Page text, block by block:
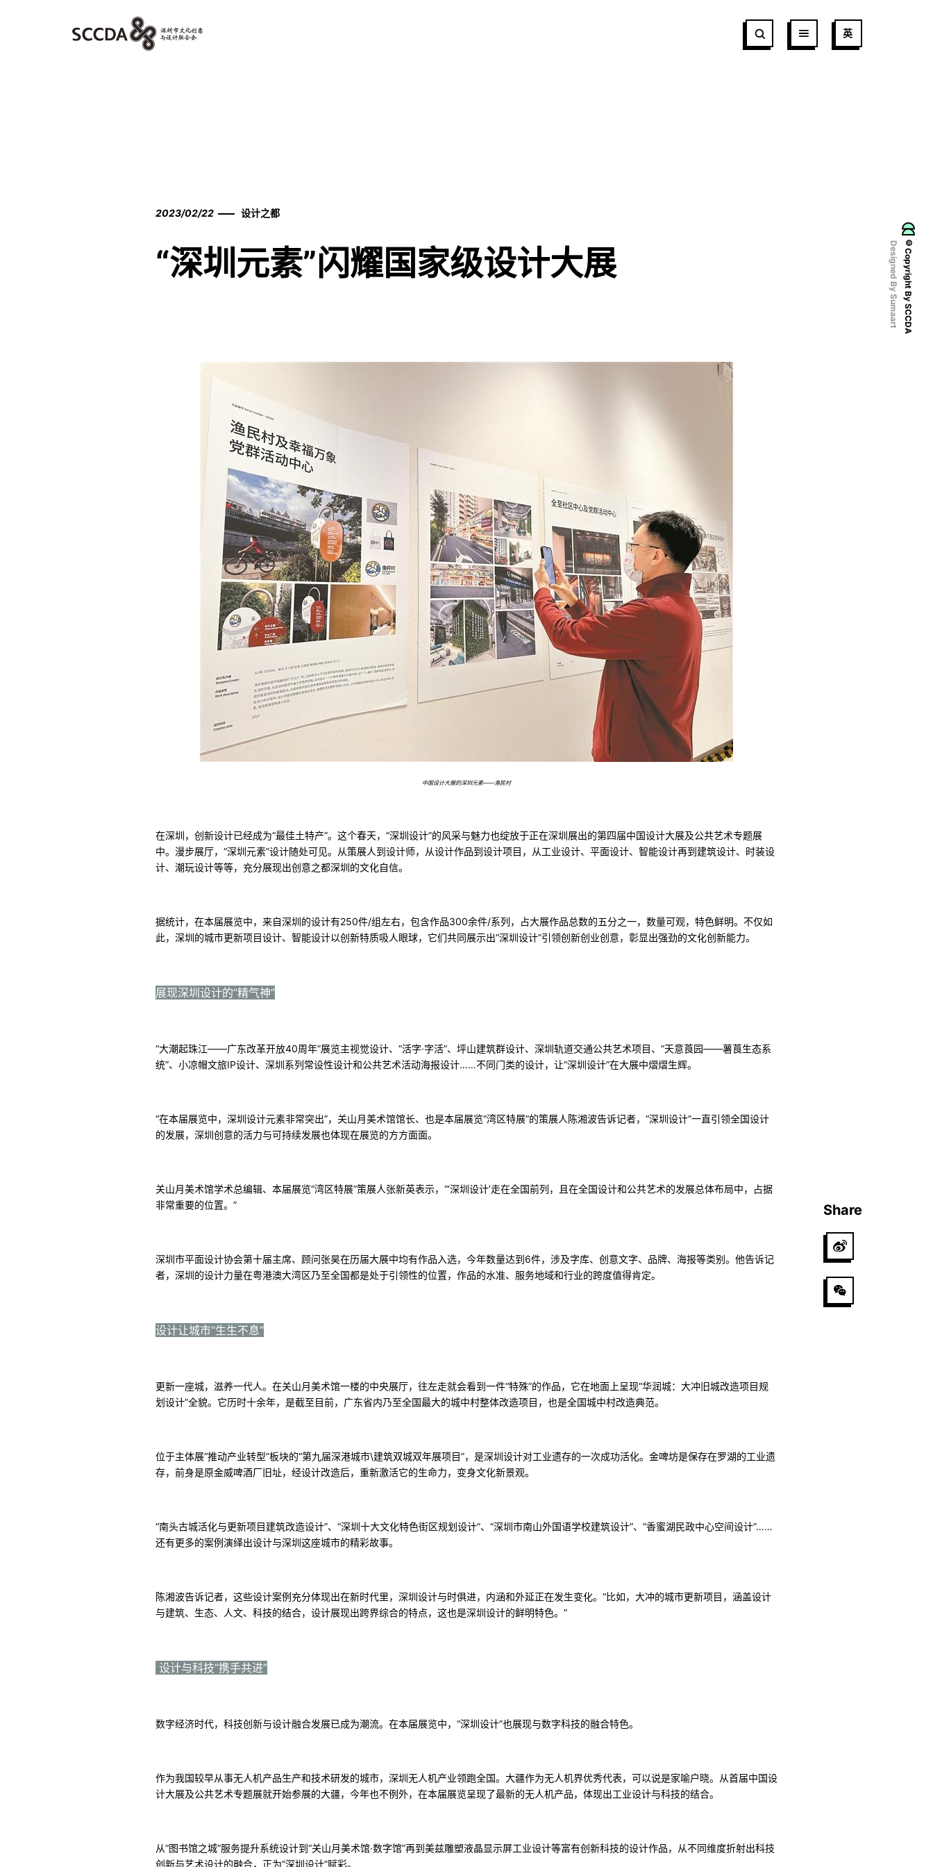
英
2023/02/22 设计之都
“深圳元素”闪耀国家级设计大展
中国设计大展的深圳元素——渔民村
在深圳，创新设计已经成为“最佳土特产”。这个春天，“深圳设计”的风采与魅力也绽放于正在深圳展出的第四届中国设计大展及公共艺术专题展
中。漫步展厅，“深圳元素”设计随处可见。从策展人到设计师，从设计作品到设计项目，从工业设计、平面设计、智能设计再到建筑设计、时装设
计、潮玩设计等等，充分展现出创意之都深圳的文化自信。
据统计，在本届展览中，来自深圳的设计有250件/组左右，包含作品300余件/系列，占大展作品总数的五分之一，数量可观，特色鲜明。不仅如
此，深圳的城市更新项目设计、智能设计以创新特质吸人眼球，它们共同展示出“深圳设计”引领创新创业创意，彰显出强劲的文化创新能力。
展现深圳设计的“精气神”
“大潮起珠江——广东改革开放40周年”展览主视觉设计、“活字·字活”、坪山建筑群设计、深圳轨道交通公共艺术项目、“天意莨园——薯莨生态系
统”、小凉帽文旅IP设计、深圳系列常设性设计和公共艺术活动海报设计……不同门类的设计，让“深圳设计”在大展中熠熠生辉。
“在本届展览中，深圳设计元素非常突出”，关山月美术馆馆长、也是本届展览“湾区特展”的策展人陈湘波告诉记者，“深圳设计”一直引领全国设计
的发展，深圳创意的活力与可持续发展也体现在展览的方方面面。
关山月美术馆学术总编辑、本届展览“湾区特展”策展人张新英表示，“‘深圳设计’走在全国前列，且在全国设计和公共艺术的发展总体布局中，占据
非常重要的位置。”
深圳市平面设计协会第十届主席、顾问张昊在历届大展中均有作品入选，今年数量达到6件，涉及字库、创意文字、品牌、海报等类别。他告诉记
者，深圳的设计力量在粤港澳大湾区乃至全国都是处于引领性的位置，作品的水准、服务地域和行业的跨度值得肯定。
设计让城市“生生不息”
更新一座城，滋养一代人。在关山月美术馆一楼的中央展厅，往左走就会看到一件“特殊”的作品，它在地面上呈现“华润城：大冲旧城改造项目规
划设计”全貌。它历时十余年，是截至目前，广东省内乃至全国最大的城中村整体改造项目，也是全国城中村改造典范。
位于主体展“推动产业转型”板块的“第九届深港城市\建筑双城双年展项目”，是深圳设计对工业遗存的一次成功活化。金啤坊是保存在罗湖的工业遗
存，前身是原金威啤酒厂旧址，经设计改造后，重新激活它的生命力，变身文化新景观。
“南头古城活化与更新项目建筑改造设计”、“深圳十大文化特色街区规划设计”、“深圳市南山外国语学校建筑设计”、“香蜜湖民政中心空间设计”……
还有更多的案例演绎出设计与深圳这座城市的精彩故事。
陈湘波告诉记者，这些设计案例充分体现出在新时代里，深圳设计与时俱进，内涵和外延正在发生变化。“比如，大冲的城市更新项目，涵盖设计
与建筑、生态、人文、科技的结合，设计展现出跨界综合的特点，这也是深圳设计的鲜明特色。”
设计与科技“携手共进”
数字经济时代，科技创新与设计融合发展已成为潮流。在本届展览中，“深圳设计”也展现与数字科技的融合特色。
作为我国较早从事无人机产品生产和技术研发的城市，深圳无人机产业领跑全国。大疆作为无人机界优秀代表，可以说是家喻户晓。从首届中国设
计大展及公共艺术专题展就开始参展的大疆，今年也不例外，在本届展览呈现了最新的无人机产品，体现出工业设计与科技的结合。
从“图书馆之城”服务提升系统设计到“关山月美术馆·数字馆”再到美兹雕塑液晶显示屏工业设计等富有创新科技的设计作品，从不同维度折射出科技
创新与艺术设计的融合，正为“深圳设计”赋彩。
Share
Designed By Sumaart©Copyright By SCCDA